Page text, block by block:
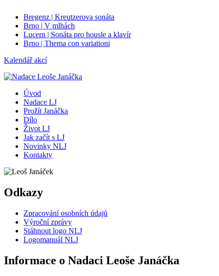
Bregenz | Kreutzerova sonáta
Brno | V mlhách
Lucern | Sonáta pro housle a klavír
Brno | Thema con variationi
Kalendář akcí
Úvod
Nadace LJ
Prožít Janáčka
Dílo
Život LJ
Jak začít s LJ
Novinky NLJ
Kontakty
Odkazy
Zpracování osobních údajů
Výroční zprávy
Stáhnout logo NLJ
Logomanuál NLJ
Informace o Nadaci Leoše Janáčka